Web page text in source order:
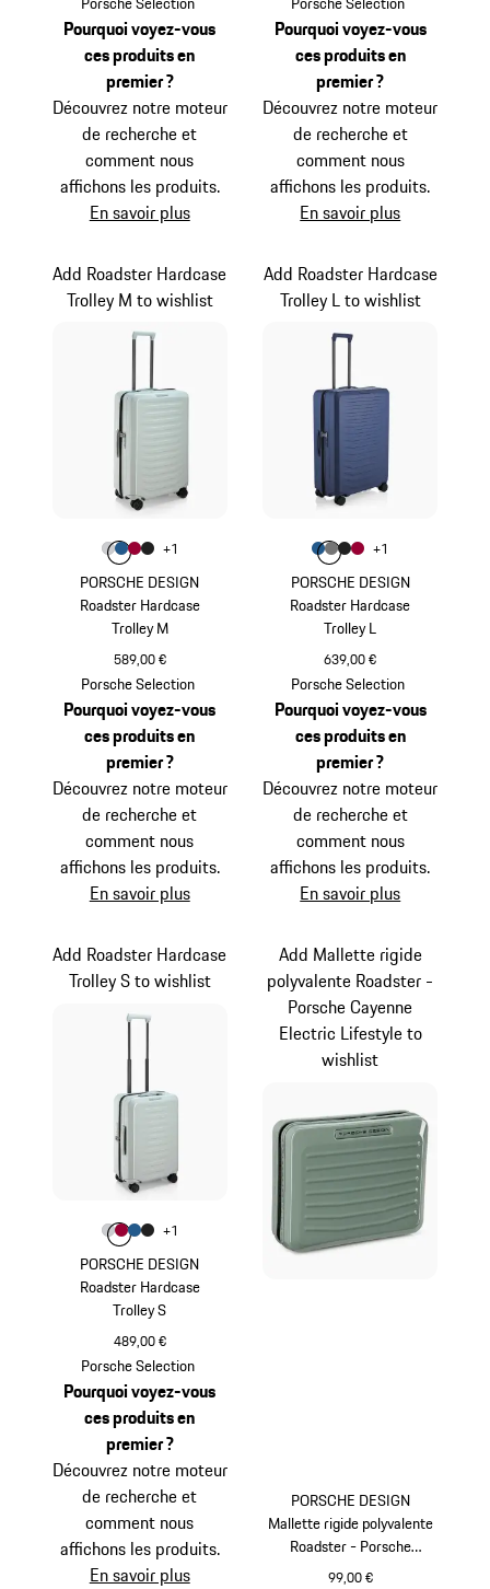
Pourquoi voyez-vous
ces produits en
premier ?
Découvrez notre moteur
de recherche et
comment nous
affichons les produits.
En savoir plus
Pourquoi voyez-vous
ces produits en
premier ?
Découvrez notre moteur
de recherche et
comment nous
affichons les produits.
En savoir plus
PORSCHE DESIGN
Roadster Hardcase
Trolley M
589,00 €
Gris Clair
Add Roadster Hardcase
Trolley M to wishlist
Couleur
Couleur Gris Clair
CouleurBleu Mat
Couleur
Couleur
+1
Porsche Selection
Pourquoi voyez-vous
ces produits en
premier ?
Découvrez notre moteur
de recherche et
comment nous
affichons les produits.
En savoir plus
PORSCHE DESIGN
Roadster Hardcase
Trolley L
639,00 €
Bleu Mat
Add Roadster Hardcase
Trolley L to wishlist
Couleur
Couleur Bleu Mat
CouleurGris Nardo
Couleur
Couleur
+1
Porsche Selection
Pourquoi voyez-vous
ces produits en
premier ?
Découvrez notre moteur
de recherche et
comment nous
affichons les produits.
En savoir plus
PORSCHE DESIGN
Roadster Hardcase
Trolley S
489,00 €
Gris Clair
Add Roadster Hardcase
Trolley S to wishlist
Couleur
Couleur Gris Clair
CouleurRouge Carmin
Couleur
Couleur
+1
Porsche Selection
Pourquoi voyez-vous
ces produits en
premier ?
Découvrez notre moteur
de recherche et
comment nous
affichons les produits.
En savoir plus
PORSCHE DESIGN
Mallette rigide polyvalente
Roadster - Porsche
Cayenne Electric Lifestyle
99,00 €
Add Mallette rigide
polyvalente Roadster -
Porsche Cayenne
Electric Lifestyle to
wishlist